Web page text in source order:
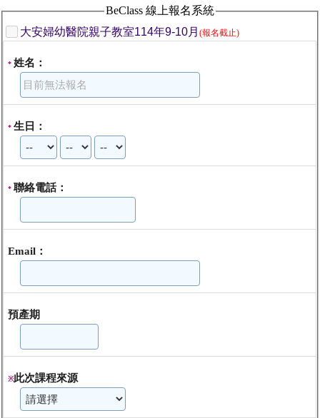
BeClass 線上報名系統
大安婦幼醫院親子教室114年9-10月(報名截止)
*姓名：
*生日：
*聯絡電話：
Email：
預產期
※此次課程來源